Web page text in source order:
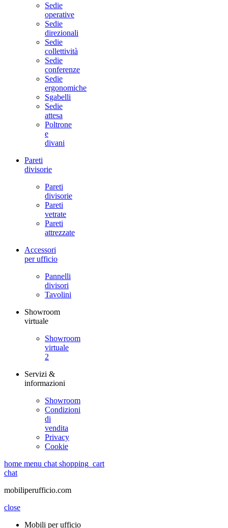
Sedie
operative
Sedie
direzionali
Sedie
collettività
Sedie
conferenze
Sedie
ergonomiche
Sgabelli
Sedie
attesa
Poltrone
e
divani
Pareti
divisorie
Pareti
divisorie
Pareti
vetrate
Pareti
attrezzate
Accessori
per ufficio
Pannelli
divisori
Tavolini
Showroom
virtuale
Showroom
virtuale
2
Servizi &
informazioni
Showroom
Condizioni
di
vendita
Privacy
Cookie
home menu chat shopping_cart
chat
mobiliperufficio.com
close
Mobili per ufficio